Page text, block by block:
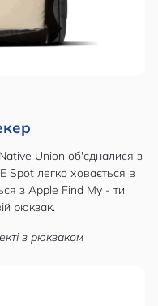
Union об'єдналися з
Spot легко ховається в
з Apple Find My - ти
рюкзак.
з рюкзаком